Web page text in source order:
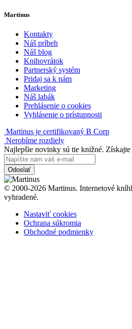
Martinus
Kontakty
Náš príbeh
Náš blog
Knihovrátok
Partnerský systém
Pridaj sa k nám
Marketing
Náš labák
Prehlásenie o cookies
Vyhlásenie o prístupnosti
Martinus je certifikovaný B Corp
Nerobíme rozdiely
Najlepšie novinky sú tie knižné.
Odoslať
© 2000-2026 Martinus. Internetové
vyhradené.
Nastaviť cookies
Ochrana súkromia
Obchodné podmienky